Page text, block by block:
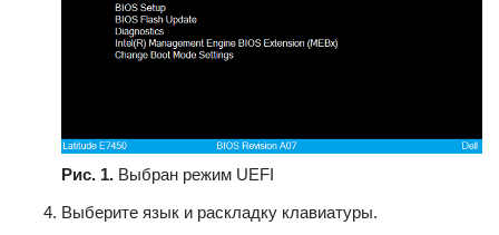
Рис. 1. Выбран режим UEFI
Выберите язык и раскладку клавиатуры.